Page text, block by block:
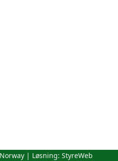
| Løsning: StyreWeb